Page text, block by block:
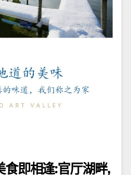
即相逢:官厅湖畔,